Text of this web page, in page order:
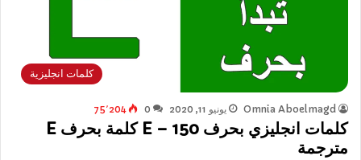
كلمات انجليزية
Omnia Aboelmagd يونيو 11, 2020 0 75٬204
كلمات انجليزي بحرف E – 150 كلمة بحرف E
مترجمة